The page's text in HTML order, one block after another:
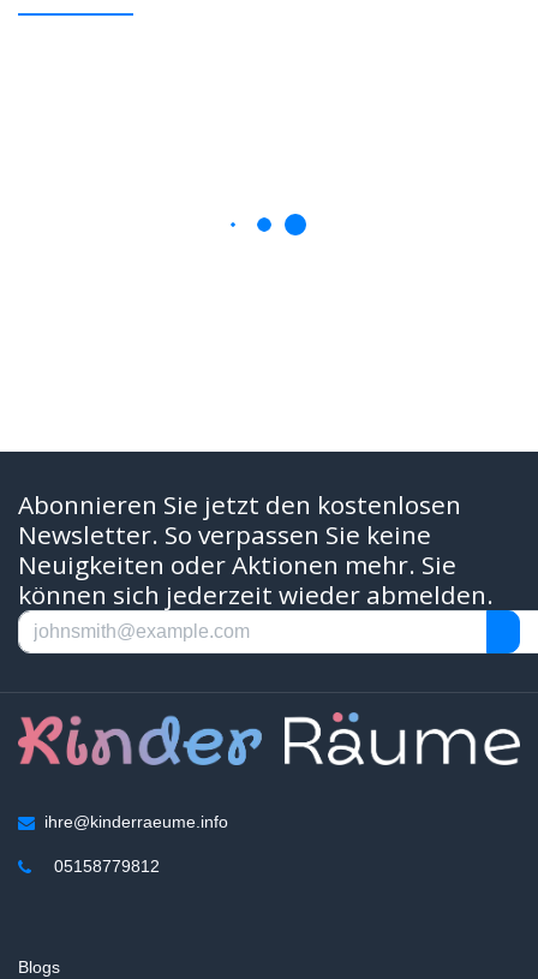
Abonnieren Sie jetzt den kostenlosen
Newsletter. So verpassen Sie keine
Neuigkeiten oder Aktionen mehr. Sie
können sich jederzeit wieder abmelden.
ihre@kinderraeume.info
05158779812
Blogs